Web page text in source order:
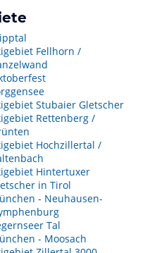
Fellhorn /
Stubaier Gletscher
Rettenberg /
Hochzillertal /
Hintertuxer
in Tirol
- Neuhausen-
Tal
- Moosach